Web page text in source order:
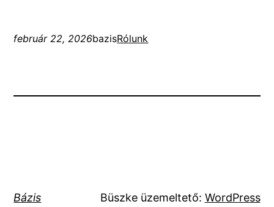
február 22, 2026bazisRólunk
Bázis Büszke üzemeltető: WordPress